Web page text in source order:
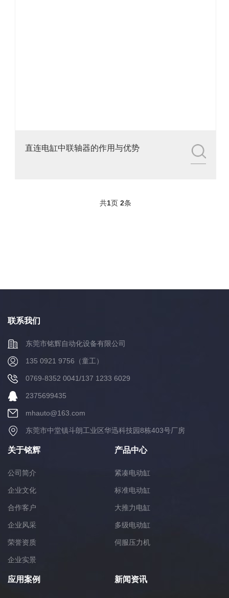
直连电缸中联轴器的作用与优势
共1页 2条
联系我们
东莞市铭辉自动化设备有限公司
135 0921 9756（童工）
0769-8352 0041/137 1233 6029
2375699435
mhauto@163.com
东莞市中堂镇斗朗工业区华迅科技园8栋403号厂房
关于铭辉
公司简介
企业文化
合作客户
企业风采
荣誉资质
企业实景
产品中心
紧凑电动缸
标准电动缸
大推力电缸
多级电动缸
伺服压力机
应用案例 新闻资讯